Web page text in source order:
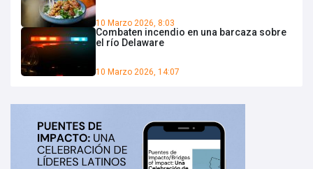
10 Marzo 2026, 8:03
Combaten incendio en una barcaza sobre
el río Delaware
10 Marzo 2026, 14:07